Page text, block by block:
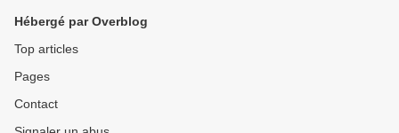
Hébergé par Overblog
Top articles
Pages
Contact